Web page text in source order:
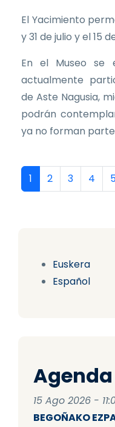
Euskera
Español
Agenda
15 Ago 2026 -
BEGOÑAKO
El Yacimiento
y 31 de julio y el 15
En el Museo se
actualmente
de Aste Nagusia,
podrán
ya no forman
Paginación
Página actual
1 Página
2 Página
3 4